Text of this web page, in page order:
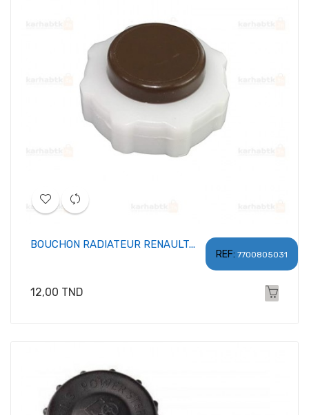
REF: 7700805031
BOUCHON RADIATEUR RENAULT...
Prix
12,00 TND